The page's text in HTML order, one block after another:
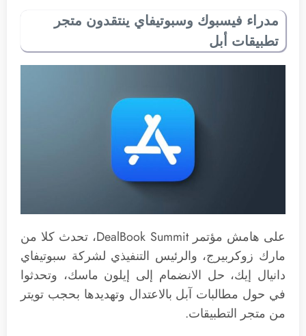
مدراء فيسبوك وسبوتيفاي ينتقدون متجر
تطبيقات أبل
على هامش مؤتمر DealBook Summit، تحدث كلا من
مارك زوكربيرج، والرئيس التنفيذي لشركة سبوتيفاي
دانيال إيك، حل الانضمام إلى إيلون ماسك، وتحدثوا
في حول مطالبات آبل بالاعتدال وتهديدها بحجب تويتر
من متجر التطبيقات.